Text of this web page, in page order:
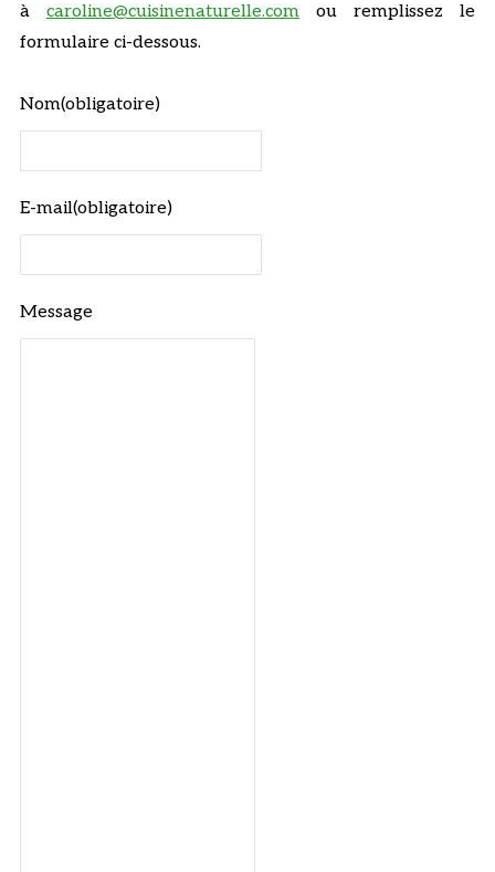
à caroline@cuisinenaturelle.comou remplissez le
formulaire ci-dessous.
Nom(obligatoire)
E-mail(obligatoire)
Message